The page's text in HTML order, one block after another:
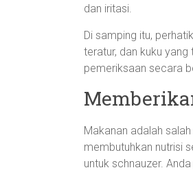
dan iritasi.
Di samping itu,
teratur, dan kuku
pemeriksaan secara
Makanan adalah
membutuhkan nutrisi
untuk schnauzer.